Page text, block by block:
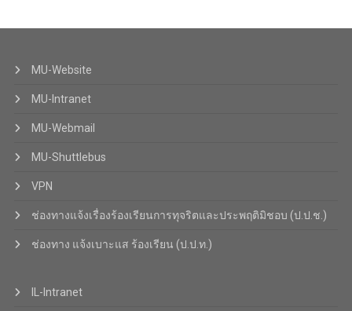
MU-Website
MU-Intranet
MU-Webmail
MU-Shuttlebus
VPN
ช่องทางแจ้งเรื่องร้องเรียนการทุจริตและประพฤติมิชอบ (ป.ป.ช.)
ช่องทาง แจ้งเบาะแส ร้องเรียน (ป.ป.ท.)
IL-Intranet